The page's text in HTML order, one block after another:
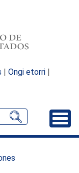
| Ongi etorri |